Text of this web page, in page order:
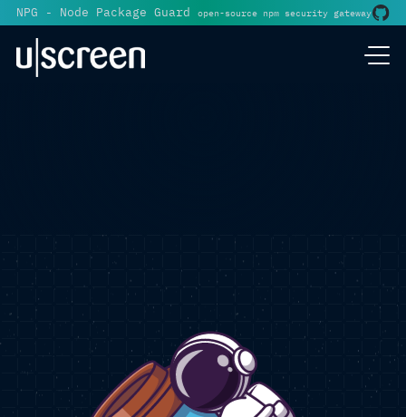
NPG - Node Package Guardopen-source npm security gateway